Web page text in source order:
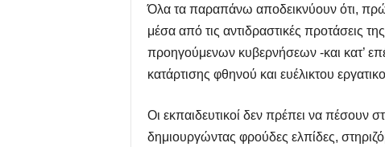
Όλα τα παραπάνω αποδεικνύουν ότι,
μέσα από τις αντιδραστικές προτάσεις
προηγούμενων κυβερνήσεων -και κατ’
κατάρτισης φθηνού και ευέλικτου
Οι εκπαιδευτικοί δεν πρέπει να πέσουν
δημιουργώντας φρούδες ελπίδες,